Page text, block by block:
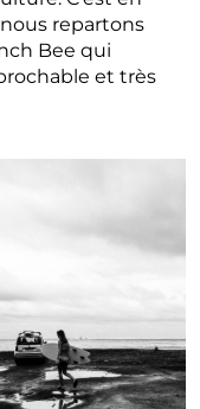
repartons
Bee qui
et très